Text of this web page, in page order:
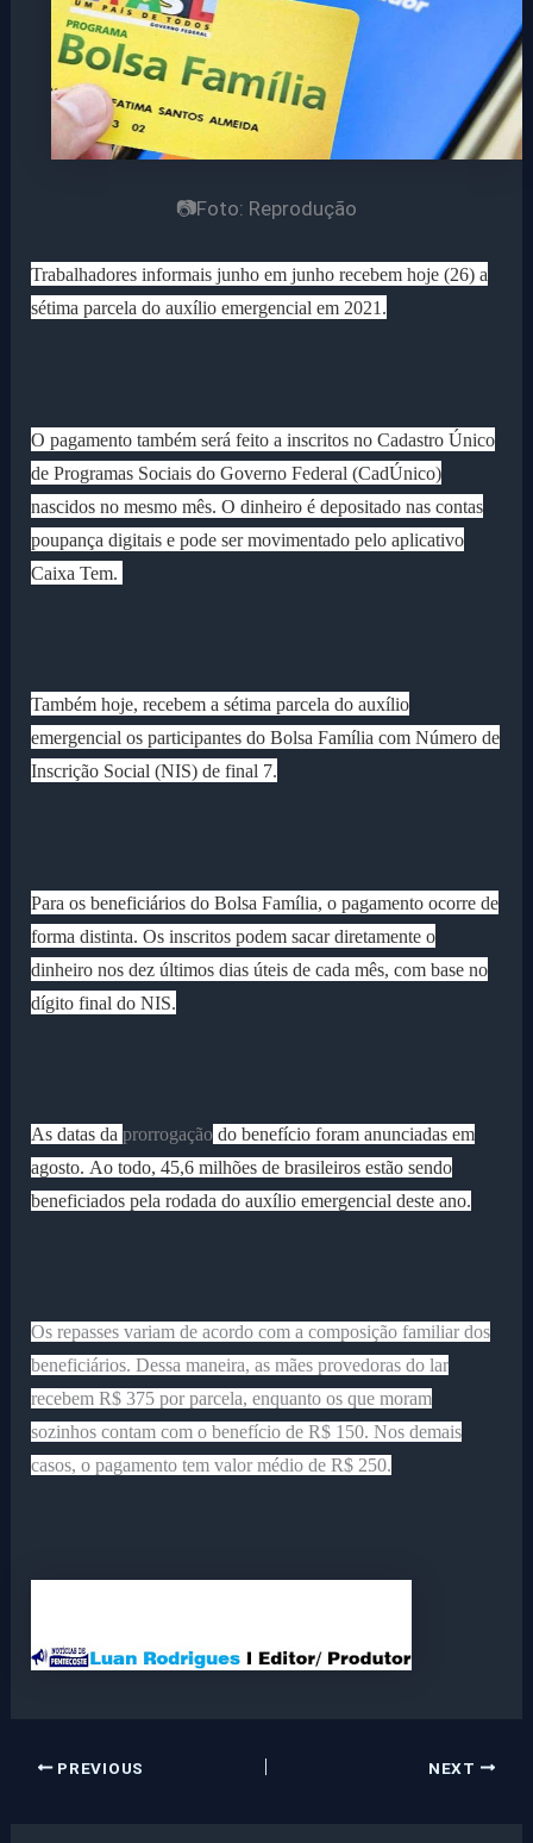
📷Foto: Reprodução
Trabalhadores informais junho em junho recebem hoje (26) a
sétima parcela do auxílio emergencial em 2021.
O pagamento também será feito a inscritos no Cadastro Único
de Programas Sociais do Governo Federal (CadÚnico)
nascidos no mesmo mês. O dinheiro é depositado nas contas
poupança digitais e pode ser movimentado pelo aplicativo
Caixa Tem.
Também hoje, recebem a sétima parcela do auxílio
emergencial os participantes do Bolsa Família com Número de
Inscrição Social (NIS) de final 7.
Para os beneficiários do Bolsa Família, o pagamento ocorre de
forma distinta. Os inscritos podem sacar diretamente o
dinheiro nos dez últimos dias úteis de cada mês, com base no
dígito final do NIS.
As datas daprorrogação do benefício foram anunciadas em
agosto. Ao todo, 45,6 milhões de brasileiros estão sendo
beneficiados pela rodada do auxílio emergencial deste ano.
Os repasses variam de acordo com acomposição familiar dos
beneficiários. Dessa maneira, as mães provedoras do lar
recebem R$ 375 por parcela, enquanto os que moram
sozinhos contam com o benefício de R$ 150. Nos demais
casos, o pagamento tem valor médio de R$ 250.
PREVIOUS NEXT